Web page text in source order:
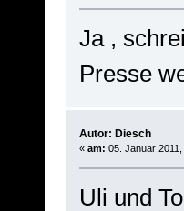
Ja ,
Presse
Autor: Diesch
« am: 05. Januar
Uli und